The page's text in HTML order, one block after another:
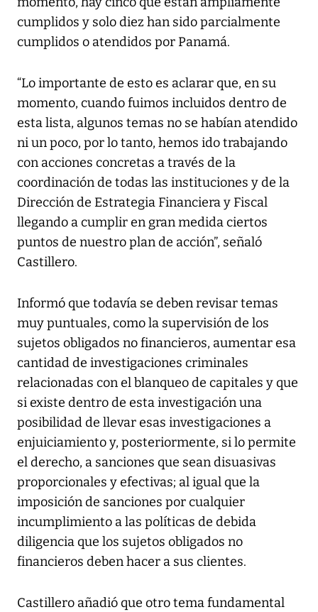
cumplidos y solo diez han sido parcialmente
cumplidos o atendidos por Panamá.
“Lo importante de esto es aclarar que, en su
momento, cuando fuimos incluidos dentro de
esta lista, algunos temas no se habían atendido
ni un poco, por lo tanto, hemos ido trabajando
con acciones concretas a través de la
coordinación de todas las instituciones y de la
Dirección de Estrategia Financiera y Fiscal
llegando a cumplir en gran medida ciertos
puntos de nuestro plan de acción”, señaló
Castillero.
Informó que todavía se deben revisar temas
muy puntuales, como la supervisión de los
sujetos obligados no financieros, aumentar esa
cantidad de investigaciones criminales
relacionadas con el blanqueo de capitales y que
si existe dentro de esta investigación una
posibilidad de llevar esas investigaciones a
enjuiciamiento y, posteriormente, si lo permite
el derecho, a sanciones que sean disuasivas
proporcionales y efectivas; al igual que la
imposición de sanciones por cualquier
incumplimiento a las políticas de debida
diligencia que los sujetos obligados no
financieros deben hacer a sus clientes.
Castillero añadió que otro tema fundamental